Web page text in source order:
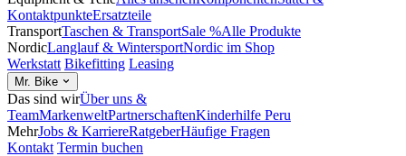
KontaktpunkteErsatzteile
TransportTaschen & TransportSale %Alle Produkte
NordicLanglauf & WintersportNordic im Shop
Werkstatt Bikefitting Leasing
Mr. Bike
Das sind wirÜber uns &
TeamMarkenweltPartnerschaftenKinderhilfe Peru
MehrJobs & KarriereRatgeberHäufige Fragen
Kontakt Termin buchen